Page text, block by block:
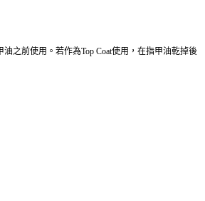
含以上)免運費
油之前使用。若作為Top Coat使用，在指甲油乾掉後